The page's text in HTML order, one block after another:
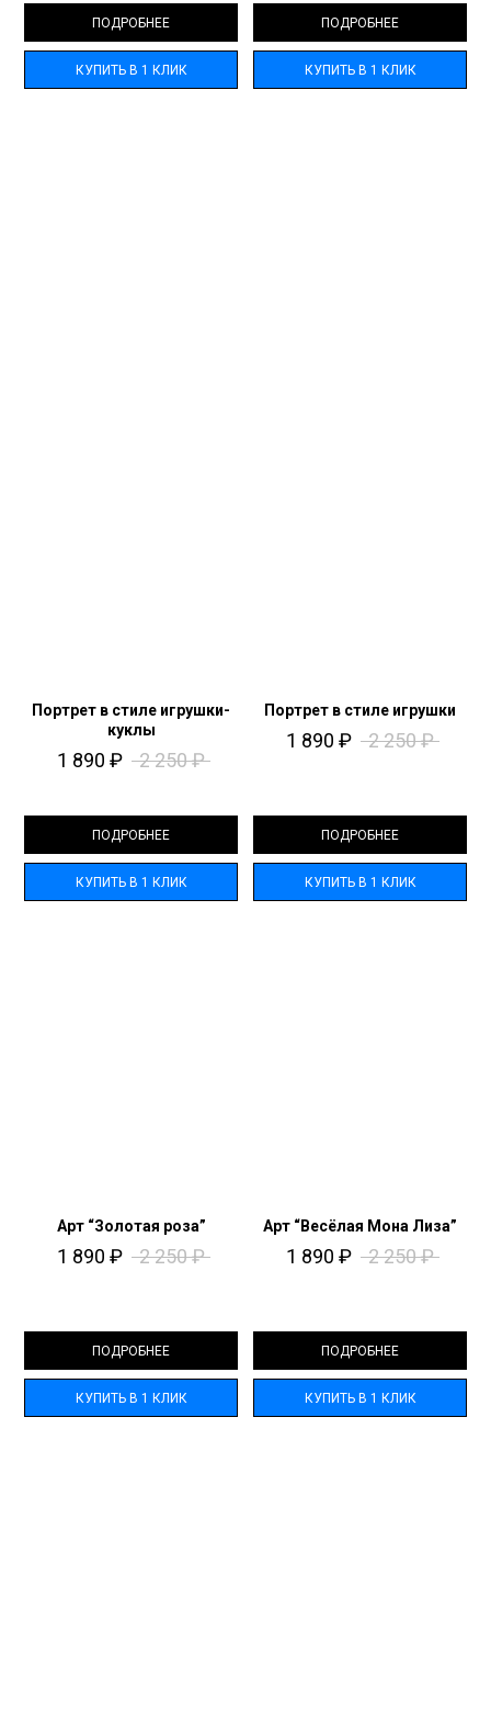
ПОДРОБНЕЕ
КУПИТЬ В 1 КЛИК
ПОДРОБНЕЕ
КУПИТЬ В 1 КЛИК
Портрет в стиле игрушки-
куклы
1 890 ₽ 2 250₽
ПОДРОБНЕЕ
КУПИТЬ В 1 КЛИК
Портрет в стиле игрушки
1 890 ₽ 2 250₽
ПОДРОБНЕЕ
КУПИТЬ В 1 КЛИК
Арт “Золотая роза”
1 890 ₽ 2 250₽
ПОДРОБНЕЕ
КУПИТЬ В 1 КЛИК
Арт “Весёлая Мона Лиза”
1 890 ₽ 2 250₽
ПОДРОБНЕЕ
КУПИТЬ В 1 КЛИК